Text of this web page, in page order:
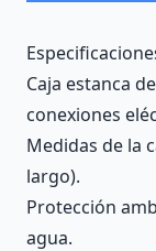
Description
Caja estanca
conexiones
Medidas de la
largo).
Protección
agua.